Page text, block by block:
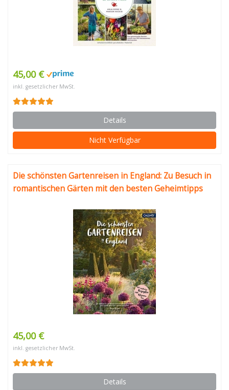
45,00 €
inkl. gesetzlicher MwSt.
Details
Nicht Verfügbar
Die schönsten Gartenreisen in England: Zu Besuch in
romantischen Gärten mit den besten Geheimtipps
45,00 €
inkl. gesetzlicher MwSt.
Details